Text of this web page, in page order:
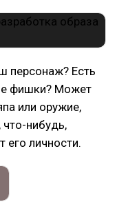
персонаж? Есть
фишки? Может
или оружие,
что-нибудь,
его личности.